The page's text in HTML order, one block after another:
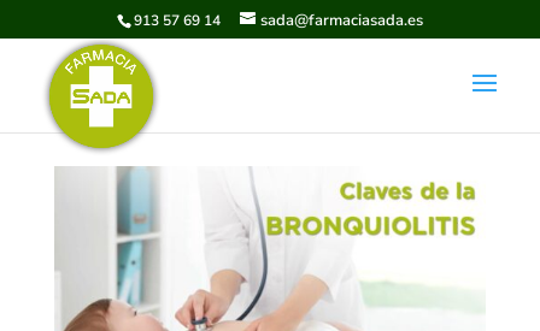
913 57 69 14 sada@farmaciasada.es